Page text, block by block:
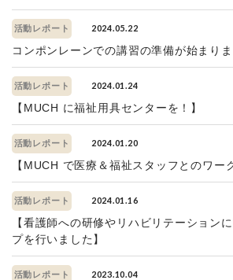
活動レポート 2024.05.22
コンポンレーンでの講習の準備が始まりま
活動レポート 2024.01.24
【MUCH に福祉用具センターを！】
活動レポート 2024.01.20
【MUCH で医療＆福祉スタッフとのワー
活動レポート 2024.01.16
【看護師への研修やリハビリテーション
プを行いました】
活動レポート 2023.10.04